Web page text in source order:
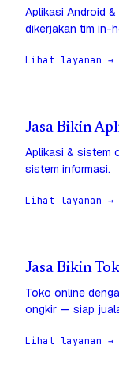
Aplikasi Android
dikerjakan tim in-
Lihat layanan →
Jasa Bikin
Aplikasi & sistem
sistem informasi.
Lihat layanan →
Jasa Bikin
Toko online
ongkir — siap
Lihat layanan →